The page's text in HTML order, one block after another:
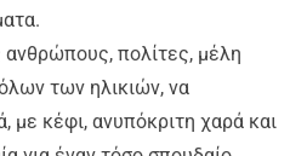
ανθρώπους, πολίτες, μέλη
των ηλικιών, να
με κέφι, ανυπόκριτη χαρά και